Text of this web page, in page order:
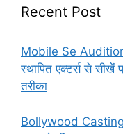
Recent Post
Mobile Se
स्थापित एक्टर्स से
तरीका
Bollywood